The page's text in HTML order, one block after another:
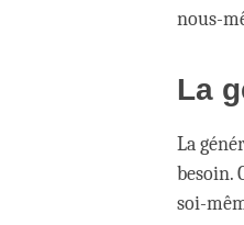
nous-
La
La
besoin.
soi-